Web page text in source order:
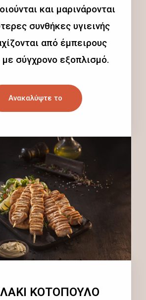
και μαρινάρονται
συνθήκες υγιεινής
από έμπειρους
με σύγχρονο εξοπλισμό.
Ανακαλύψτε το
ΚΟΤΟΠΟΥΛΟ